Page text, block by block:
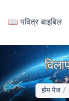
📖 पवित्र बाइबिल
होम पेज